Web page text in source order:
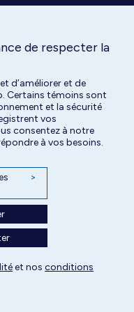
vétérinaire de l'Université
de respecter la
d’améliorer et de
Certains témoins sont
et la sécurité
vos
consentez à notre
à vos besoins.
>
et nos conditions